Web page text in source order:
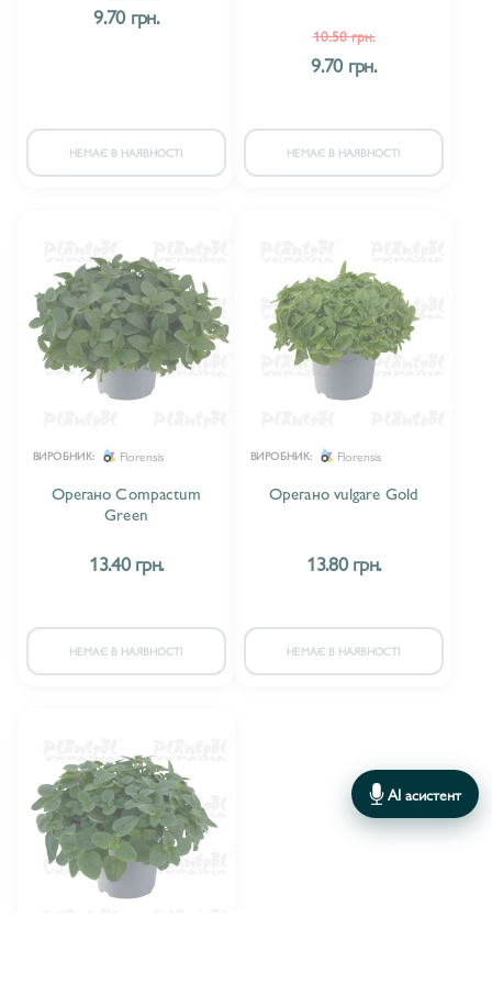
9.70 грн.
НЕМАЄ В НАЯВНОСТІ
10.50 грн.
9.70 грн.
НЕМАЄ В НАЯВНОСТІ
ВИРОБНИК: Florensis
Орегано Compactum
Green
13.40 грн.
НЕМАЄ В НАЯВНОСТІ
ВИРОБНИК: Florensis
Орегано vulgare Gold
13.80 грн.
НЕМАЄ В НАЯВНОСТІ
AI асистент